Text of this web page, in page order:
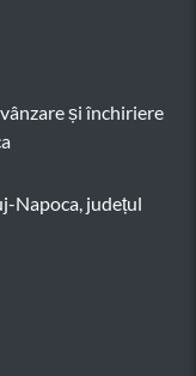
și închiriere
Napoca, județul